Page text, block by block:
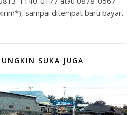
sampai ditempat baru bayar.
SUKA JUGA